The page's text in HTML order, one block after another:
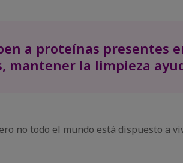
a proteínas presentes
mantener la limpieza
no todo el mundo está dispuesto a